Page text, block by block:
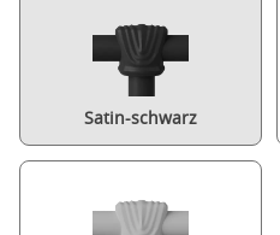
Satin-schwarz